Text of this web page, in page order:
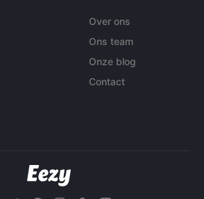
Over ons
Ons team
Onze blog
Contact